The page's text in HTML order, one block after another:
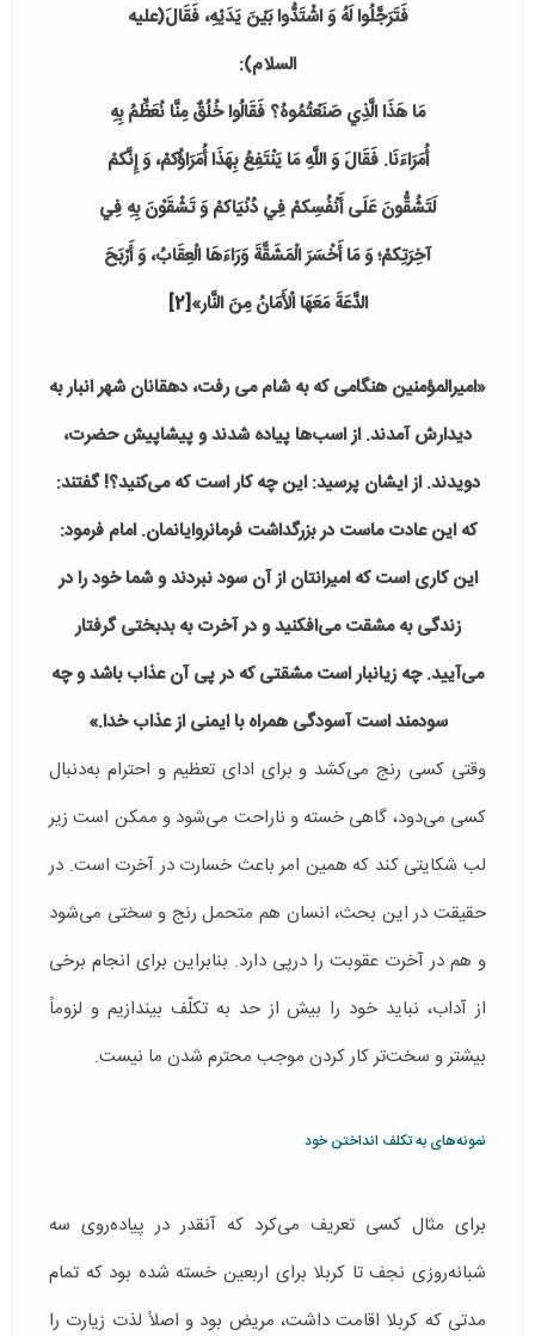
فَتَرَجَّلُوا لَهُ وَ اشْتَدُّوا بَيْنَ يَدَيْهِ، فَقَالَ(علیه
السلام):
مَا هَذَا الَّذِي صَنَعْتُمُوهُ؟ فَقَالُوا خُلُقٌ مِنَّا نُعَظِّمُ بِهِ
أُمَرَاءَنَا. فَقَالَ وَ اللَّهِ مَا يَنْتَفِعُ بِهَذَا أُمَرَاؤُکمْ، وَ إِنَّکمْ
لَتَشُقُّونَ عَلَى أَنْفُسِکمْ فِي دُنْيَاکمْ وَ تَشْقَوْنَ بِهِ فِي
آخِرَتِکمْ؛ وَ مَا أَخْسَرَ الْمَشَقَّةَ وَرَاءَهَا الْعِقَابُ، وَ أَرْبَحَ
الدَّعَةَ مَعَهَا الْأَمَانُ مِنَ النَّار»[2]
«امیرالمؤمنین هنگامى که به شام مى رفت، دهقانان شهر انبار به
ديدارش آمدند. از اسب‌ها پياده شدند و پيشاپيش حضرت،
دويدند. از ایشان پرسيد: اين چه کار است که مى‌کنيد؟! گفتند:
که اين عادت ماست در بزرگداشت فرمانروايانمان. امام فرمود:
اين کارى است که اميرانتان از آن سود نبردند و شما خود را در
زندگى به مشقت مى‌افکنيد و در آخرت به بدبختى گرفتار
مى‌آييد. چه زيانبار است مشقتى که در پى آن عذاب باشد و چه
سودمند است آسودگى همراه با ايمنى از عذاب خدا.»
وقتی کسی رنج می‌کشد و برای ادای تعظیم و احترام به‌دنبال
کسی می‌دود، گاهی خسته و ناراحت می‌شود و ممکن است زیر
لب شکایتی کند که همین امر باعث خسارت در آخرت است. در
حقیقت در این بحث، انسان هم متحمل رنج و سختی می‎‌شود
و هم در آخرت عقوبت را درپی دارد. بنابراین برای انجام برخی
از آداب، نباید خود را بیش از حد به تکلّف بیندازیم و لزوماً
بیشتر و سخت‌تر کار کردن موجب محترم شدن ما نیست.
نمونه‌های به تکلف انداختن خود
برای مثال کسی تعریف می‌کرد که آنقدر در پیاده‌روی سه
شبانه‌روزی نجف تا کربلا برای اربعین خسته شده بود که تمام
مدتی که کربلا اقامت داشت، مریض بود و اصلاً لذت زیارت را